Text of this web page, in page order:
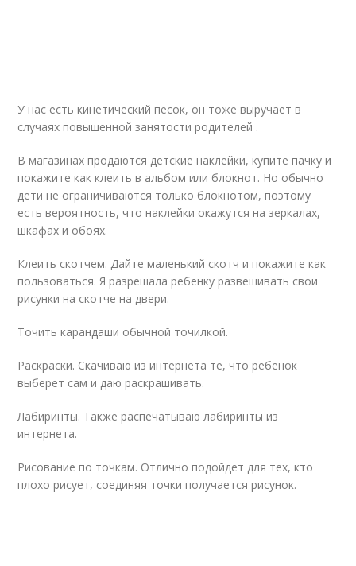
У нас есть кинетический песок, он тоже выручает в
случаях повышенной занятости родителей .
В магазинах продаются детские наклейки, купите пачку и
покажите как клеить в альбом или блокнот. Но обычно
дети не ограничиваются только блокнотом, поэтому
есть вероятность, что наклейки окажутся на зеркалах,
шкафах и обоях.
Клеить скотчем. Дайте маленький скотч и покажите как
пользоваться. Я разрешала ребенку развешивать свои
рисунки на скотче на двери.
Точить карандаши обычной точилкой.
Раскраски. Скачиваю из интернета те, что ребенок
выберет сам и даю раскрашивать.
Лабиринты. Также распечатываю лабиринты из
интернета.
Рисование по точкам. Отлично подойдет для тех, кто
плохо рисует, соединяя точки получается рисунок.